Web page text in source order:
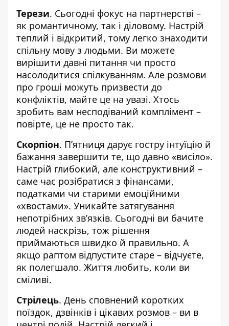
Терези. Сьогодні фокус на партнерстві –
як романтичному, так і діловому. Настрій
теплий і відкритий, тому легко знаходити
спільну мову з людьми. Ви можете
вирішити давні питання чи просто
насолодитися спілкуванням. Але розмови
про гроші можуть призвести до
конфліктів, майте це на увазі. Хтось
зробить вам несподіваний комплімент –
повірте, це не просто так.
Скорпіон. П’ятниця дарує гостру інтуїцію й
бажання завершити те, що давно «висіло».
Настрій глибокий, але конструктивний –
саме час розібратися з фінансами,
податками чи старими емоційними
«хвостами». Уникайте затягування
непотрібних зв’язків. Сьогодні ви бачите
людей наскрізь, тож рішення
приймаються швидко й правильно. А
якщо раптом відпустите старе – відчуєте,
як полегшало. Життя любить, коли ви
сміливі.
Стрілець. День сповнений коротких
поїздок, дзвінків і цікавих розмов – ви в